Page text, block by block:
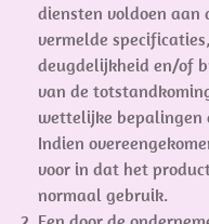
diensten voldoen aan
vermelde
deugdelijkheid en/of
van de
wettelijke bepalingen
Indien
voor in dat het
normaal gebruik.